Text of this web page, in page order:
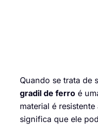
Quando se trata de
gradil de ferro é
material é
significa que ele